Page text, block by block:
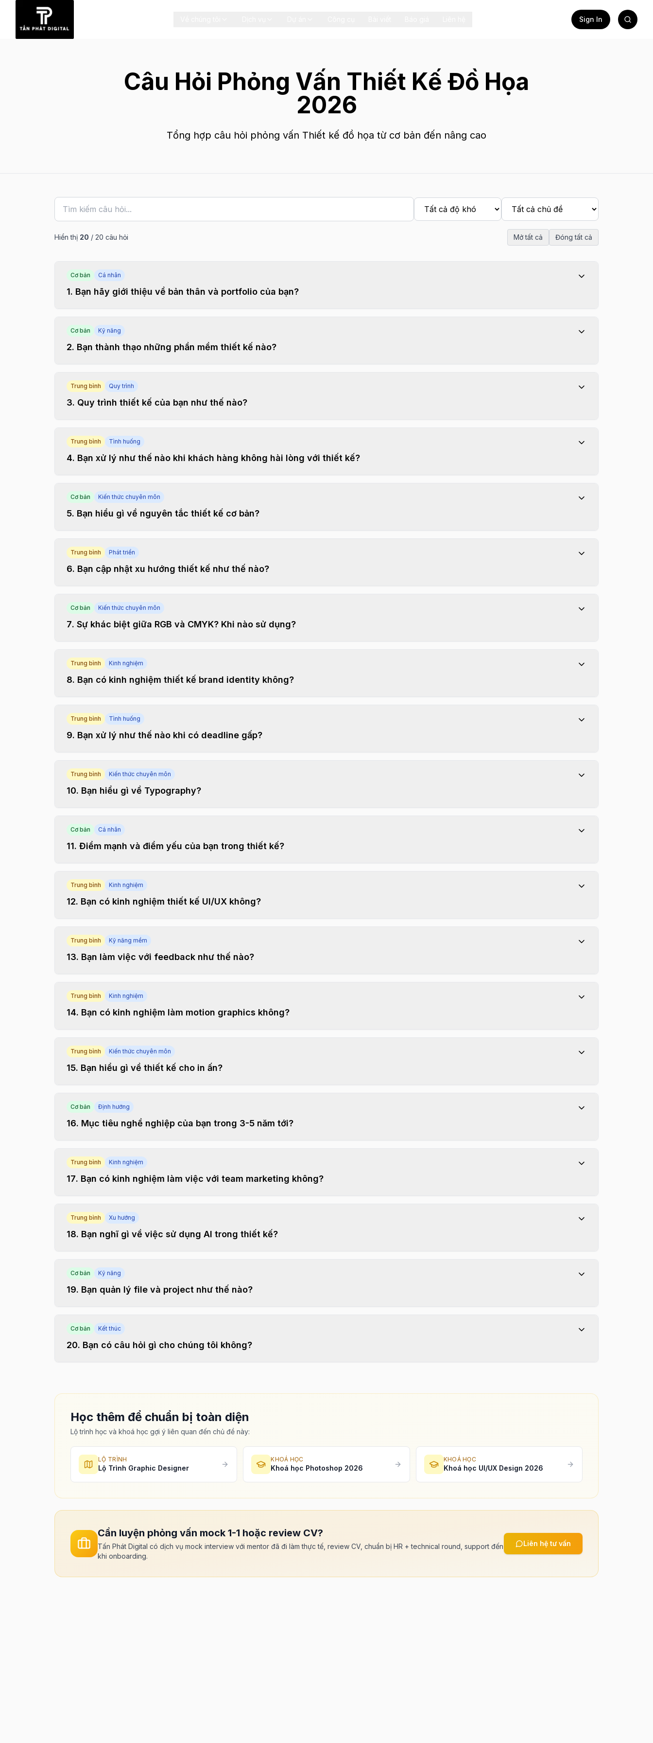
Sign In
Câu Hỏi Phỏng Vấn Thiết Kế Đồ Họa
2026
Tổng hợp câu hỏi phỏng vấn Thiết kế đồ họa từ cơ bản đến nâng cao
Hiển thị 20 / 20 câu hỏi Mở tất cả Đóng tất cả
Cơ bản Cá nhân
1. Bạn hãy giới thiệu về bản thân và portfolio của bạn?
Cơ bản Kỹ năng
2. Bạn thành thạo những phần mềm thiết kế nào?
Trung bình Quy trình
3. Quy trình thiết kế của bạn như thế nào?
Trung bình Tình huống
4. Bạn xử lý như thế nào khi khách hàng không hài lòng với thiết kế?
Cơ bản Kiến thức chuyên môn
5. Bạn hiểu gì về nguyên tắc thiết kế cơ bản?
Trung bình Phát triển
6. Bạn cập nhật xu hướng thiết kế như thế nào?
Cơ bản Kiến thức chuyên môn
7. Sự khác biệt giữa RGB và CMYK? Khi nào sử dụng?
Trung bình Kinh nghiệm
8. Bạn có kinh nghiệm thiết kế brand identity không?
Trung bình Tình huống
9. Bạn xử lý như thế nào khi có deadline gấp?
Trung bình Kiến thức chuyên môn
10. Bạn hiểu gì về Typography?
Cơ bản Cá nhân
11. Điểm mạnh và điểm yếu của bạn trong thiết kế?
Trung bình Kinh nghiệm
12. Bạn có kinh nghiệm thiết kế UI/UX không?
Trung bình Kỹ năng mềm
13. Bạn làm việc với feedback như thế nào?
Trung bình Kinh nghiệm
14. Bạn có kinh nghiệm làm motion graphics không?
Trung bình Kiến thức chuyên môn
15. Bạn hiểu gì về thiết kế cho in ấn?
Cơ bản Định hướng
16. Mục tiêu nghề nghiệp của bạn trong 3-5 năm tới?
Trung bình Kinh nghiệm
17. Bạn có kinh nghiệm làm việc với team marketing không?
Trung bình Xu hướng
18. Bạn nghĩ gì về việc sử dụng AI trong thiết kế?
Cơ bản Kỹ năng
19. Bạn quản lý file và project như thế nào?
Cơ bản Kết thúc
20. Bạn có câu hỏi gì cho chúng tôi không?
Học thêm để chuẩn bị toàn diện
Lộ trình học và khoá học gợi ý liên quan đến chủ đề này:
LỘ TRÌNH
Lộ Trình Graphic Designer
KHOÁ HỌC
Khoá học Photoshop 2026
KHOÁ HỌC
Khoá học UI/UX Design 2026
Cần luyện phỏng vấn mock 1-1 hoặc review CV?
Tấn Phát Digital có dịch vụ mock interview với mentor đã đi làm thực tế, review CV, chuẩn bị HR + technical round, support đến
khi onboarding.
Liên hệ tư vấn